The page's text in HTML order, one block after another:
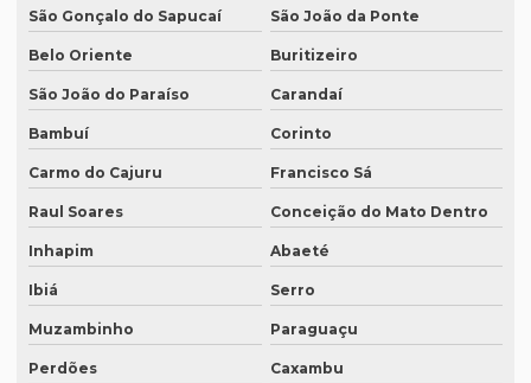
Intérprete consecutivo
Intérprete de coreano em são paulo
Intérprete de espanhol em brasília
Intérprete de espanhol em curitiba
Intérprete de espanhol em porto alegre
Intérprete para eventos
Intérprete de inglês em campinas
Intérprete de inglês em curitiba
São Gonçalo do Sapucaí São João da Ponte
Belo Oriente Buritizeiro
São João do Paraíso Carandaí
Bambuí Corinto
Carmo do Cajuru Francisco Sá
Raul Soares Conceição do Mato Dentro
Inhapim Abaeté
Ibiá Serro
Muzambinho Paraguaçu
Perdões Caxambu